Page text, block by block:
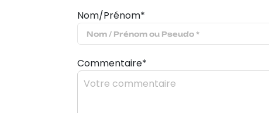
Nom/Prénom*
Commentaire*